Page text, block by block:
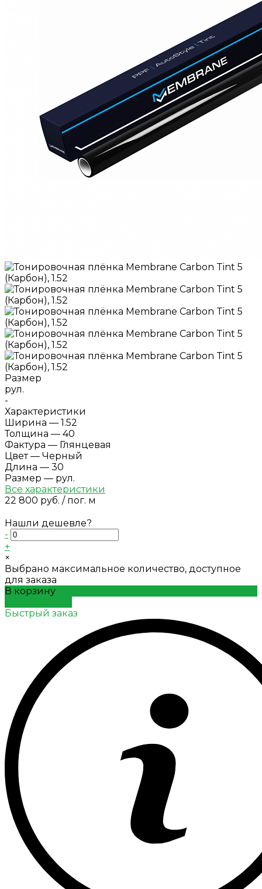
Размер
рул.
-
Характеристики
Ширина — 1.52
Толщина — 40
Фактура — Глянцевая
Цвет — Черный
Длина — 30
Размер — рул.
Все характеристики
22 800 руб. / пог. м
Нашли дешевле?
-
+
×
Выбрано максимальное количество, доступное
для заказа
В корзину
Быстрый заказ